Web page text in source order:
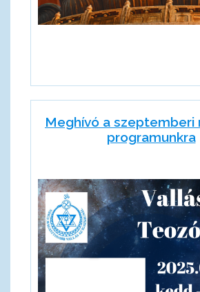
Meghívó a szeptemberi
programunkra